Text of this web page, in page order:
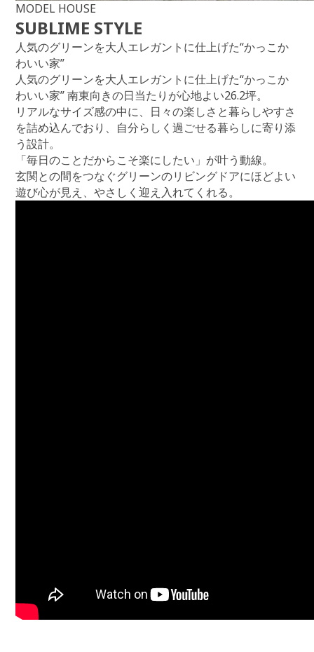
MODEL HOUSE
SUBLIME STYLE
人気のグリーンを大人エレガントに仕上げた“かっこか
わいい家”
人気のグリーンを大人エレガントに仕上げた“かっこか
わいい家”南東向きの日当たりが心地よい26.2坪。
リアルなサイズ感の中に、日々の楽しさと暮らしやすさ
を詰め込んでおり、自分らしく過ごせる暮らしに寄り添
う設計。
「毎日のことだからこそ楽にしたい」が叶う動線。
玄関との間をつなぐグリーンのリビングドアにほどよい
遊び心が見え、やさしく迎え入れてくれる。